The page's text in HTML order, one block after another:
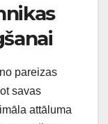
pareizas
savas
attāluma